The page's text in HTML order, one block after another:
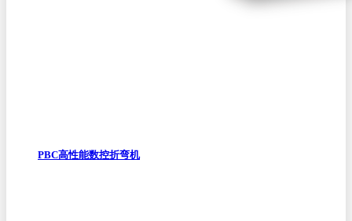
PBC高性能数控折弯机